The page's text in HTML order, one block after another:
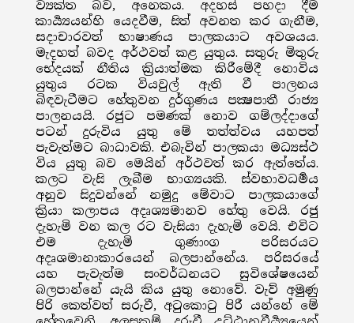
ව්‍යක්ත බව, අනෙකය. අදහස් පහදා දීම
කාර්‍ය්‍යයන්හි යෙදවීම, සිත් අවනත කර ගැනීම,
සදාචාරවත් භාෂාණය පාලකයාට අවශයය.
මැදහත් බවද අර්ථවත් කළ යුතුය. සතුරු මිතුරු
භේදයක් නීතිය ක්‍රියාත්මක කිරීමේදී නොවිය
යුතුය රටක වියවුල් ඇති වී පාලනය
බිඳවැටීමට හේතුවන දුර්ගුණය පක්‍ෂපාතී රාජ්‍ය
පාලනයයි. රජුට පමණක් නොව ගම්ලද්දාගේ
පටන් දුරුවිය යුතු මේ තත්ත්වය යහපත්
පැවැත්මට බාධාවකි. එබැවින් පාලකයා මධ්‍යස්ථ
විය යුතු බව මෙයින් අර්ථවත් කර ඇත්තේය.
කලට වැසි ලැබීම භාග්‍යයකි. ස්වභාවධර්‍මය
අනුව සිදුවන්නේ නමුදු මේවාට පාලකයාගේ
ක්‍රියා කලාපය අදෘශ්‍යමානව හේතු වෙයි. රජු
දැහැමි වන කල රට වැසියා දැහැමි වෙයි. එවිට
එම දැහැමි ගුණාංග පරිසරයට
අදෘශමානාකාරයෙන් බලපාන්නේය. පරිසරයේ
යහ පැවැත්ම සංවර්ධනයට සුවිශේෂයෙන්
බලපාන්නේ යැයි කිය යුතු නොවේ. වැව් අමුණු
පිරි කෙත්වත් සරුවී, අටුකොටු පිරී යන්නේ මේ